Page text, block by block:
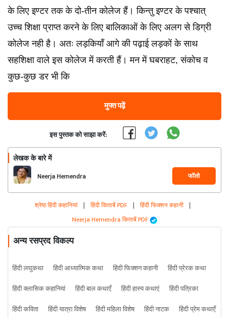
के लिए इण्टर तक के दो-तीन कोलेज हैं। किन्तु इण्टर के पश्चात्
उच्च शिक्षा प्राप्त करने के लिए बालिकाओं के लिए अलग से डिग्री
कोलेज नही है। अतः लड़कियाँ आगे की पढ़ाई लड़कों के साथ
सहशिक्षा वाले इस कोलेज में करती हैं। मन में घबराहट, संकोच व
कुछ-कुछ डर भी कि
मुफ्त पढ़ें
इस पुस्तक को साझा करें:
लेखक के बारे में
Neerja Hemendra फॉलो
श्रेष्ठ हिंदी कहानियां | हिंदी किताबें PDF | हिंदी फिक्शन कहानी |
Neerja Hemendra किताबें PDF
अन्य रसप्रद विकल्प
हिंदी लघुकथा हिंदी आध्यात्मिक कथा हिंदी फिक्शन कहानी
हिंदी प्रेरक कथा
हिंदी क्लासिक कहानियां
हिंदी बाल कथाएँ हिंदी हास्य कथाएं
हिंदी पत्रिका
हिंदी कविता
हिंदी यात्रा विशेष हिंदी महिला विशेष हिंदी नाटक हिंदी प्रेम कथाएँ